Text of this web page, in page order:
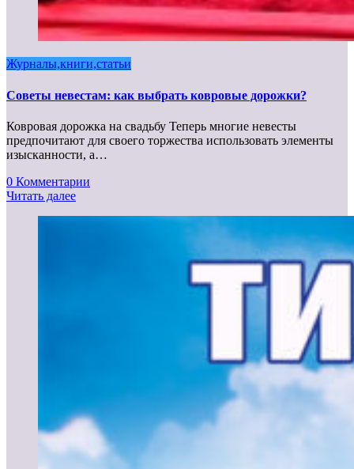
Журналы,книги,статьи
Советы невестам: как выбрать ковровые дорожки?
Ковровая дорожка на свадьбу Теперь многие невесты
предпочитают для своего торжества использовать элементы
изысканности, а…
0 Комментарии
Читать далее